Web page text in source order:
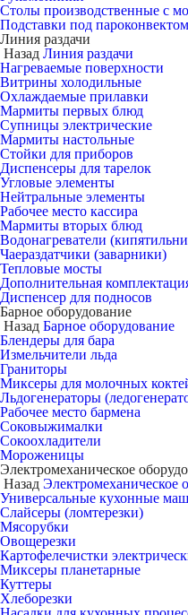
Столы производственные с
Подставки под
Линия раздачи
Назад Линия раздачи
Нагреваемые поверхности
Витрины холодильные
Охлаждаемые прилавки
Мармиты первых блюд
Супницы электрические
Мармиты настольные
Стойки для приборов
Диспенсеры для тарелок
Угловые элементы
Нейтральные элементы
Рабочее место кассира
Мармиты вторых блюд
Водонагреватели
Чаераздатчики (заварники)
Тепловые мосты
Дополнительная
Диспенсер для подносов
Барное оборудование
Назад Барное оборудование
Блендеры для бара
Измельчители льда
Граниторы
Миксеры для молочных
Льдогенераторы
Рабочее место бармена
Соковыжималки
Сокоохладители
Мороженицы
Электромеханическое
Назад Электромеханическое
Универсальные кухонные
Слайсеры (ломтерезки)
Мясорубки
Овощерезки
Картофелечистки
Миксеры планетарные
Куттеры
Хлеборезки